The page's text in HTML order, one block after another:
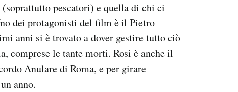
pescatori) e quella di chi ci
dei protagonisti del film è il Pietro
anni si è trovato a dover gestire tutto ciò
comprese le tante morti. Rosi è anche il
Anulare di Roma, e per girare
anno.